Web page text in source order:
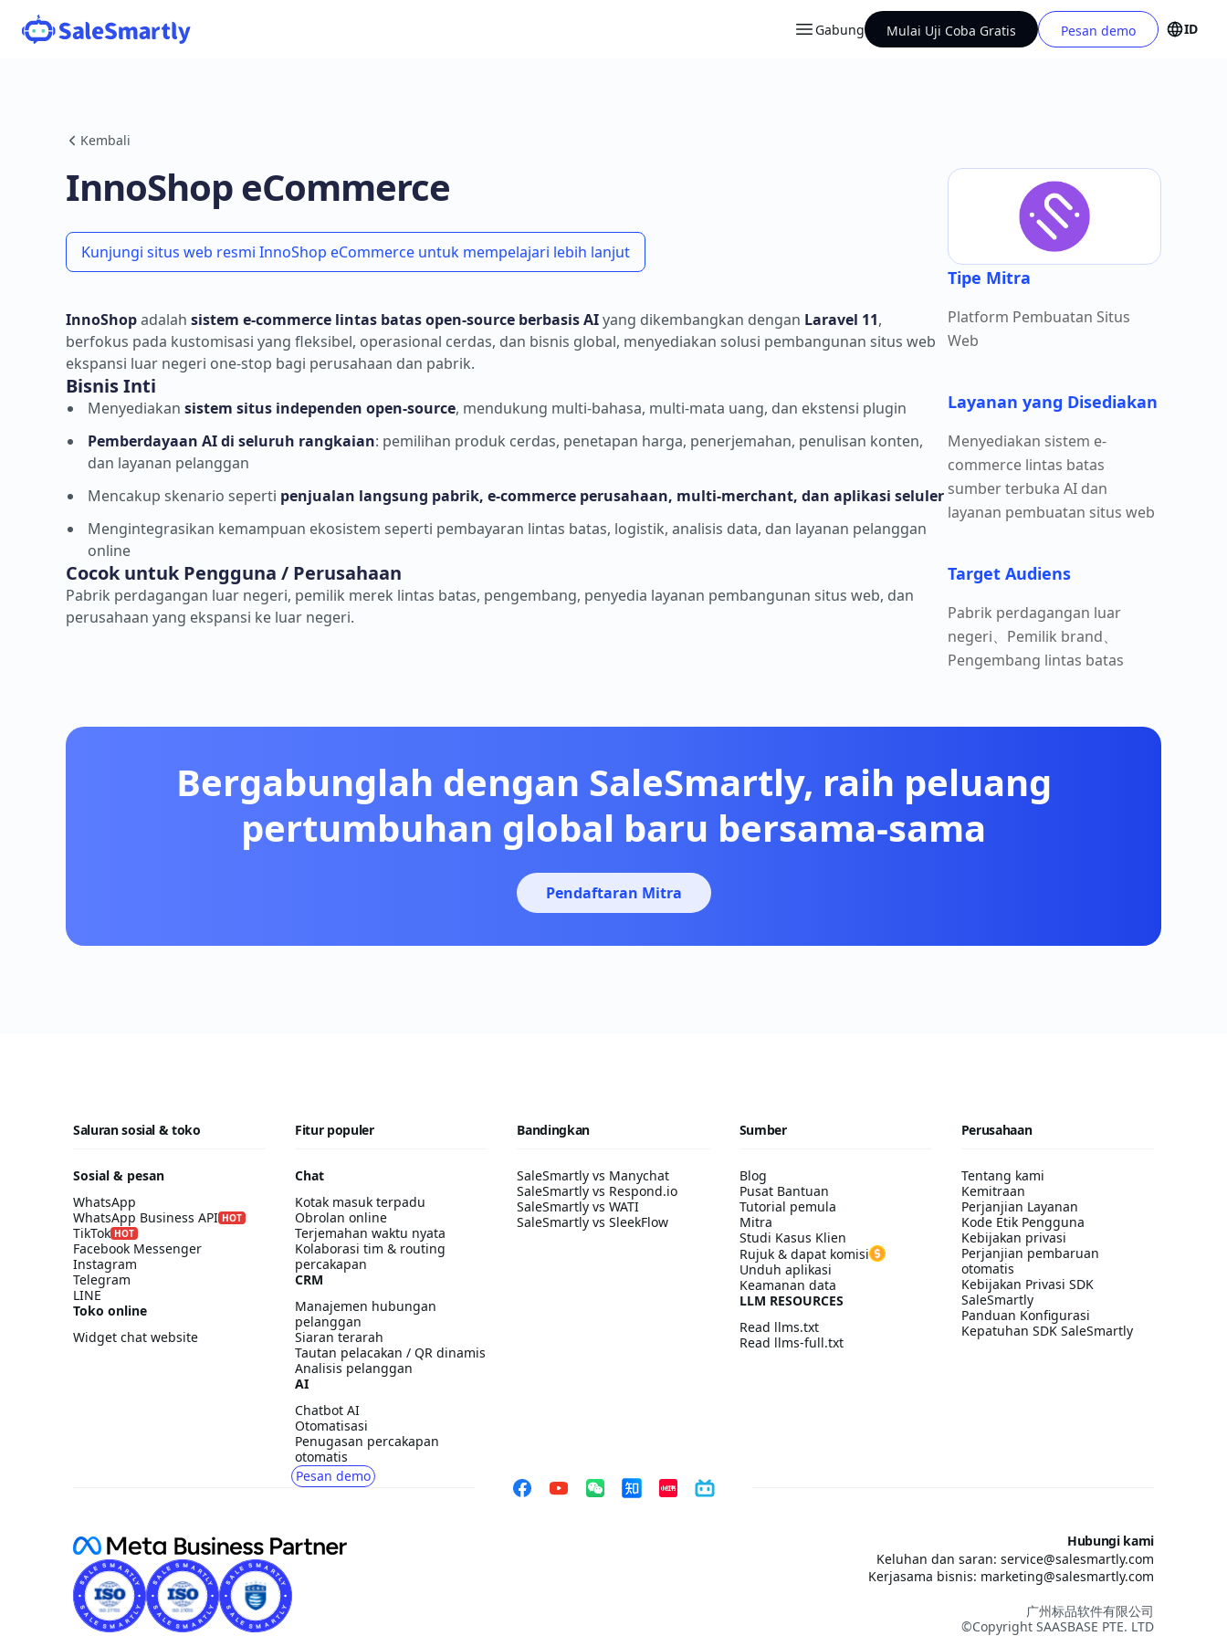
Gabung Mulai Uji Coba Gratis Pesan demo ID
Kembali
InnoShop eCommerce
Kunjungi situs web resmi InnoShop eCommerce untuk mempelajari lebih lanjut
InnoShopadalah sistem e-commerce lintas batas open-source berbasis AIyang dikembangkan dengan Laravel 11,
berfokus pada kustomisasi yang fleksibel, operasional cerdas, dan bisnis global, menyediakan solusi pembangunan situs web
ekspansi luar negeri one-stop bagi perusahaan dan pabrik.
Bisnis Inti
Menyediakan sistem situs independen open-source, mendukung multi-bahasa, multi-mata uang, dan ekstensi plugin
Pemberdayaan AI di seluruh rangkaian: pemilihan produk cerdas, penetapan harga, penerjemahan, penulisan konten,
dan layanan pelanggan
Mencakup skenario seperti penjualan langsung pabrik, e-commerce perusahaan, multi-merchant, dan aplikasi seluler
Mengintegrasikan kemampuan ekosistem seperti pembayaran lintas batas, logistik, analisis data, dan layanan pelanggan
online
Cocok untuk Pengguna / Perusahaan
Pabrik perdagangan luar negeri, pemilik merek lintas batas, pengembang, penyedia layanan pembangunan situs web, dan
perusahaan yang ekspansi ke luar negeri.
Tipe Mitra
Platform Pembuatan Situs
Web
Layanan yang Disediakan
Menyediakan sistem e-
commerce lintas batas
sumber terbuka AI dan
layanan pembuatan situs web
Target Audiens
Pabrik perdagangan luar
negeri、Pemilik brand、
Pengembang lintas batas
Bergabunglah dengan SaleSmartly, raih peluang
pertumbuhan global baru bersama-sama
Pendaftaran Mitra
Saluran sosial & toko
Sosial & pesan
WhatsApp
WhatsApp Business API HOT
TikTok HOT
Facebook Messenger
Instagram
Telegram
LINE
Toko online
Widget chat website
Fitur populer
Chat
Kotak masuk terpadu
Obrolan online
Terjemahan waktu nyata
Kolaborasi tim & routing
percakapan
CRM
Manajemen hubungan
pelanggan
Siaran terarah
Tautan pelacakan / QR dinamis
Analisis pelanggan
AI
Chatbot AI
Otomatisasi
Penugasan percakapan
otomatis
Pesan demo
Bandingkan
SaleSmartly vs Manychat
SaleSmartly vs Respond.io
SaleSmartly vs WATI
SaleSmartly vs SleekFlow
Sumber
Blog
Pusat Bantuan
Tutorial pemula
Mitra
Studi Kasus Klien
Rujuk & dapat komisi
Unduh aplikasi
Keamanan data
LLM RESOURCES
Read llms.txt
Read llms-full.txt
Perusahaan
Tentang kami
Kemitraan
Perjanjian Layanan
Kode Etik Pengguna
Kebijakan privasi
Perjanjian pembaruan
otomatis
Kebijakan Privasi SDK
SaleSmartly
Panduan Konfigurasi
Kepatuhan SDK SaleSmartly
Hubungi kami
Keluhan dan saran: service@salesmartly.com
Kerjasama bisnis: marketing@salesmartly.com
广州标品软件有限公司
©Copyright SAASBASE PTE. LTD